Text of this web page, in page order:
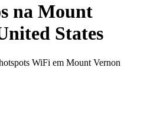
na Mount
States
WiFi em Mount Vernon